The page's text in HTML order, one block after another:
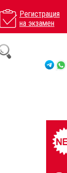
Регистрация
на экзамен